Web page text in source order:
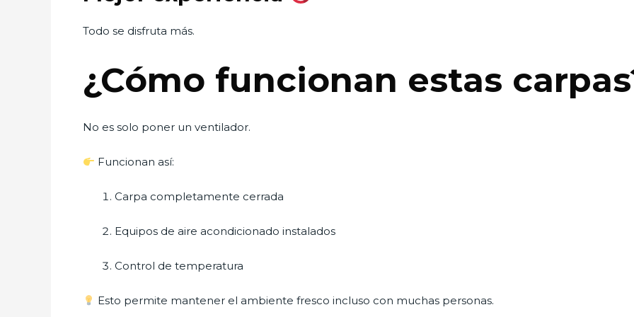
Todo se disfruta más.
¿Cómo funcionan estas
No es solo poner un ventilador.
Funcionan así:
Carpa completamente cerrada
Equipos de aire acondicionado instalados
Control de temperatura
Esto permite mantener el ambiente fresco incluso con muchas personas.